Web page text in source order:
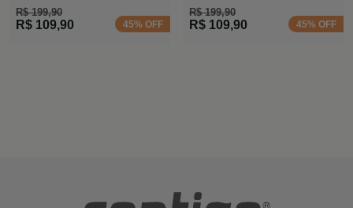
R$ 199,90
R$ 109,90 45% OFF
R$ 199,90
R$ 109,90 45% OFF